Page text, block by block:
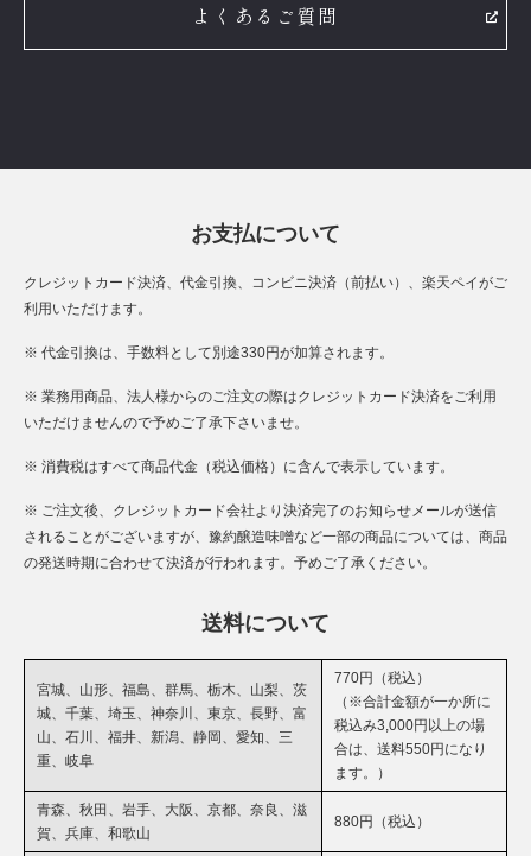
よくあるご質問
お支払について
クレジットカード決済、代金引換、コンビニ決済（前払い）、楽天ペイがご
利用いただけます。
※ 代金引換は、手数料として別途330円が加算されます。
※ 業務用商品、法人様からのご注文の際はクレジットカード決済をご利用
いただけませんので予めご了承下さいませ。
※ 消費税はすべて商品代金（税込価格）に含んで表示しています。
※ ご注文後、クレジットカード会社より決済完了のお知らせメールが送信
されることがございますが、豫約醸造味噌など一部の商品については、商品
の発送時期に合わせて決済が行われます。予めご了承ください。
送料について
宮城、山形、福島、群馬、栃木、山梨、茨
城、千葉、埼玉、神奈川、東京、長野、富
山、石川、福井、新潟、静岡、愛知、三
重、岐阜
770円（税込）
（※合計金額が一か所に
税込み3,000円以上の場
合は、送料550円になり
ます。）
青森、秋田、岩手、大阪、京都、奈良、滋
賀、兵庫、和歌山
880円（税込）